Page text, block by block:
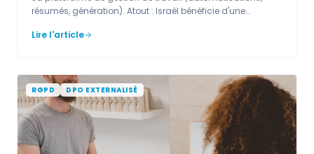
résumés, génération). Atout : Israël bénéficie d'une
Enjeux : données de projet (parfois RH ou clients),
Lire l'article
RGPD DPO EXTERNALISÉ